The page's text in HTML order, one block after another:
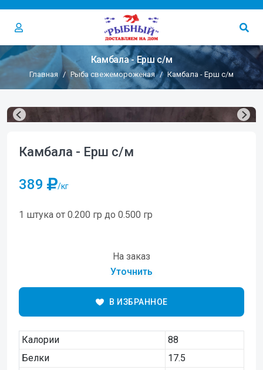
Камбала - Ерш с/м
Главная Рыба свежемороженая Камбала - Ерш с/м
Камбала - Ерш с/м
389 /кг
1 штука от 0.200 гр до 0.500 гр
На заказ
Уточнить
В ИЗБРАННОЕ
Калории
88
Белки
17.5